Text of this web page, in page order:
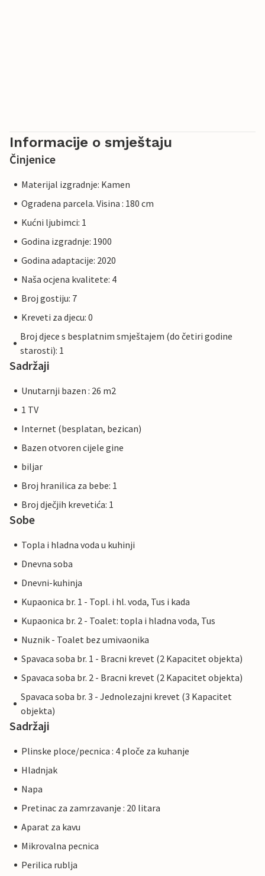
Informacije o smještaju
Činjenice
Materijal izgradnje: Kamen
Ogradena parcela. Visina : 180 cm
Kućni ljubimci: 1
Godina izgradnje: 1900
Godina adaptacije: 2020
Naša ocjena kvalitete: 4
Broj gostiju: 7
Kreveti za djecu: 0
Broj djece s besplatnim smještajem (do četiri godine
starosti): 1
Sadržaji
Unutarnji bazen : 26 m2
1 TV
Internet (besplatan, bezican)
Bazen otvoren cijele gine
biljar
Broj hranilica za bebe: 1
Broj dječjih krevetića: 1
Sobe
Topla i hladna voda u kuhinji
Dnevna soba
Dnevni-kuhinja
Kupaonica br. 1 - Topl. i hl. voda, Tus i kada
Kupaonica br. 2 - Toalet: topla i hladna voda, Tus
Nuznik - Toalet bez umivaonika
Spavaca soba br. 1 - Bracni krevet (2 Kapacitet objekta)
Spavaca soba br. 2 - Bracni krevet (2 Kapacitet objekta)
Spavaca soba br. 3 - Jednolezajni krevet (3 Kapacitet
objekta)
Sadržaji
Plinske ploce/pecnica : 4 ploče za kuhanje
Hladnjak
Napa
Pretinac za zamrzavanje : 20 litara
Aparat za kavu
Mikrovalna pecnica
Perilica rublja